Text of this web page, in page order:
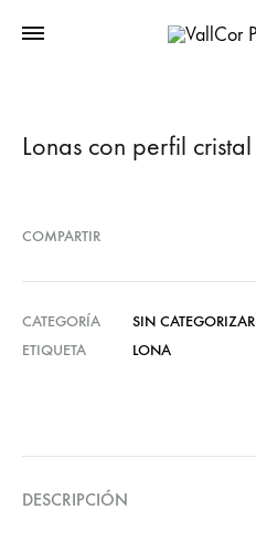
Lonas con perfil cristal
COMPARTIR
CATEGORÍA
SIN CATEGORIZAR
ETIQUETA
LONA
DESCRIPCIÓN